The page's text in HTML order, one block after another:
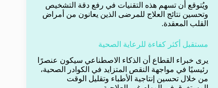
ويُتوقع أن تسهم هذه التقنيات في رفع دقة التشخيص
وتحسين نتائج العلاج للمرضى الذين يعانون من أمراض
القلب المعقدة.
مستقبل أكثر كفاءة للرعاية الصحية
يرى خبراء القطاع أن الذكاء الاصطناعي سيكون عنصرًا
رئيسيًا في مواجهة النقص المتزايد في الكوادر الصحية،
من خلال تحسين إنتاجية الأطباء وتقليل الوقت